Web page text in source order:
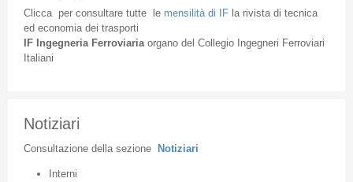
Cliccaper consultare tuttele mensilità di IFla rivista di tecnica
ed economia dei trasporti
IF Ingegneria Ferroviaria organodel Collegio Ingegneri Ferroviari
Italiani
Notiziari
Consultazione della sezione Notiziari
Interni